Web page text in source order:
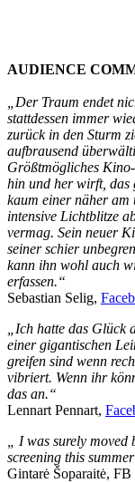
AUDIENCE
„Der Traum endet
stattdessen immer
zurück in den Sturm
aufbrausend
Größtmögliches
hin und her wirft, das
kaum einer näher am
intensive Lichtblitze
vermag. Sein neuer
seiner schier
kann ihn wohl auch
erfassen.“
Sebastian Selig,
„Ich hatte das
einer gigantischen
greifen sind wenn
vibriert. Wenn ihr
das an.“
Lennart Pennart,
I was surely
screening this
Gintarė Šoparaitė, FB